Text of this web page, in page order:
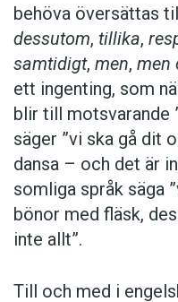
behöva översättas
dessutom, tillika,
samtidigt, men, men
ett ingenting, som
blir till motsvarande
säger ”vi ska gå dit
dansa – och det är
somliga språk säga
bönor med fläsk,
inte allt”.
Till och med i